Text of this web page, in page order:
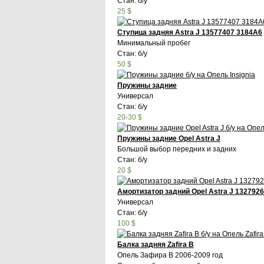
25 $
Ступица задняя Astra J 13577407 3184A6
Минимальный пробег
Стан: б/у
50 $
Пружины задние
Универсал
Стан: б/у
20-30 $
Пружины задние Opel Astra J
Большой выбор передних и задних
Стан: б/у
20 $
Амортизатор задний Opel Astra J
Универсал
Стан: б/у
100 $
Балка задняя Zafira B
Опель Зафира В 2006-2009 год